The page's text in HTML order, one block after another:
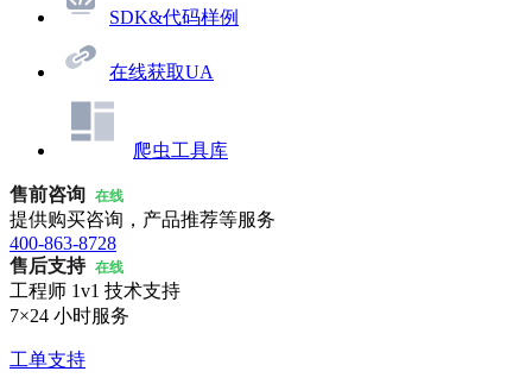
SDK&代码样例
在线获取UA
爬虫工具库
售前咨询 在线
提供购买咨询，产品推荐等服务
400-863-8728
售后支持 在线
工程师 1v1 技术支持
7×24 小时服务
工单支持